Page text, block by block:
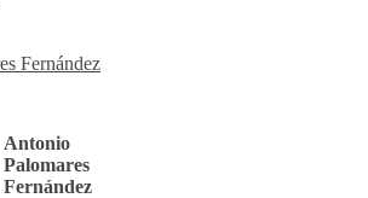
Fernández
Antonio
Palomares
Fernández